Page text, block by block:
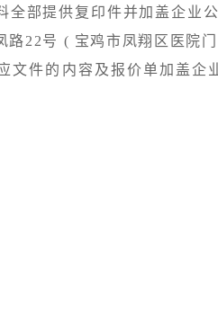
全部提供复印件并加盖企业
路22号 ( 宝鸡市凤翔区医院
文件的内容及报价单加盖